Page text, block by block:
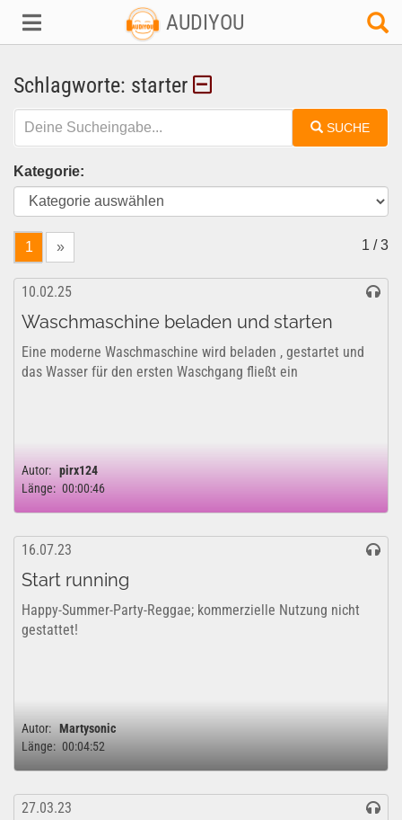
AUDIYOU
Schlagworte: starter
SUCHE
Kategorie:
1 » 1 / 3
10.02.25
Waschmaschine beladen und starten
Eine moderne Waschmaschine wird beladen , gestartet und
das Wasser für den ersten Waschgang fließt ein
Autor: pirx124
Länge: 00:00:46
16.07.23
Start running
Happy-Summer-Party-Reggae; kommerzielle Nutzung nicht
gestattet!
Autor: Martysonic
Länge: 00:04:52
27.03.23